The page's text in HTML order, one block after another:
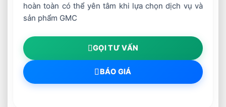
que hàn phải sử dụng – thường là 16 đến 25%
điện cực. Một sự thay đổi từ hàn que sang quy
trình dây không chỉ giúp loại bỏ các chi phí,
mà còn tạo ra sự tiết kiệm nhân công nhờ vào
một quy trình hiệu quả hơn.
hoàn toàn có thể yên tâm khi lựa chọn dịch vụ và
sản phẩm GMC
GỌI TƯ VẤN
BÁO GIÁ